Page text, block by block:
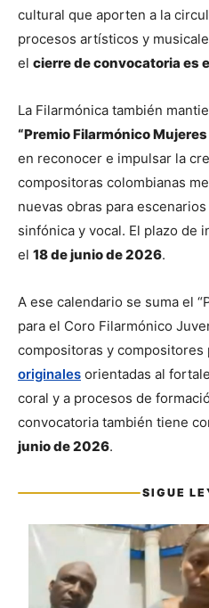
cultural que aporten a la
procesos artísticos y
el cierre de convocatoria es
“Premio Filarmónico
en reconocer e impulsar la
compositoras colombianas
nuevas obras para
sinfónica y vocal. El plazo de
el 18 de junio de 2026.
A ese calendario se suma el
para el Coro Filarmónico
originales orientadas al
coral y a procesos de
convocatoria también tiene
junio de 2026.
SIGUE
Sigue leyendo